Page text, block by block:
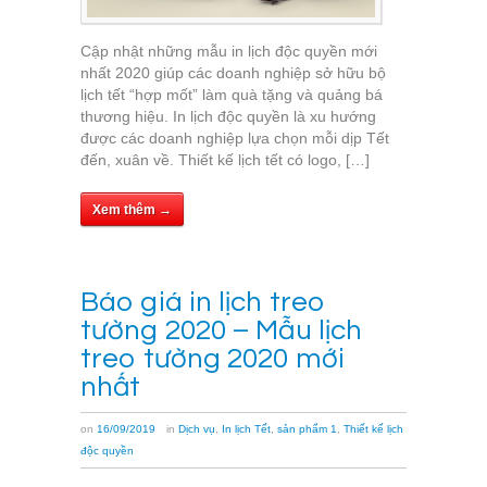
Cập nhật những mẫu in lịch độc quyền mới
nhất 2020 giúp các doanh nghiệp sở hữu bộ
lịch tết “hợp mốt” làm quà tặng và quảng bá
thương hiệu. In lịch độc quyền là xu hướng
được các doanh nghiệp lựa chọn mỗi dịp Tết
đến, xuân về. Thiết kế lịch tết có logo, […]
Xem thêm →
Báo giá in lịch treo
tường 2020 – Mẫu lịch
treo tường 2020 mới
nhất
on 16/09/2019 in Dịch vụ, In lịch Tết, sản phẩm 1, Thiết kế lịch
độc quyền